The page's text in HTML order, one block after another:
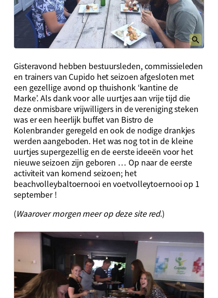
Gisteravond hebben bestuursleden, commissieleden
en trainers van Cupido het seizoen afgesloten met
een gezellige avond op thuishonk ‘kantine de
Marke’. Als dank voor alle uurtjes aan vrije tijd die
deze onmisbare vrijwilligers in de vereniging steken
was er een heerlijk buffet van Bistro de
Kolenbrander geregeld en ook de nodige drankjes
werden aangeboden. Het was nog tot in de kleine
uurtjes supergezellig en de eerste ideeën voor het
nieuwe seizoen zijn geboren … Op naar de eerste
activiteit van komend seizoen; het
beachvolleybaltoernooi en voetvolleytoernooi op 1
september !
(Waarover morgen meer op deze site red.)